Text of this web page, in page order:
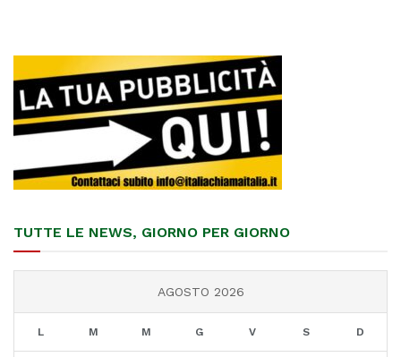
TUTTE LE NEWS, GIORNO PER GIORNO
AGOSTO 2026
L M M G V S D